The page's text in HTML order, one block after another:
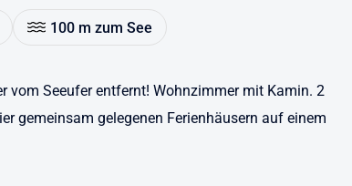
100 m zum See
vom Seeufer entfernt! Wohnzimmer mit Kamin. 2
gemeinsam gelegenen Ferienhäusern auf einem